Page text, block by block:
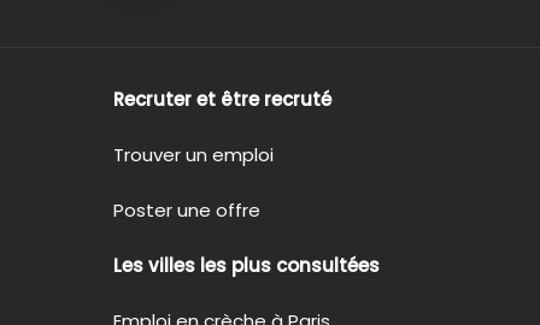
Recruter et être recruté
Trouver un emploi
Poster une offre
Les villes les plus consultées